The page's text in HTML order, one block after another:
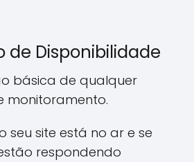
de Disponibilidade
básica de qualquer
monitoramento.
seu site está no ar e se
respondendo